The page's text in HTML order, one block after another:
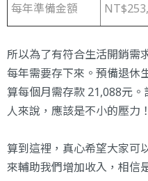
每年準備金額
所以為了有符合生活開銷需
每年需要存下來。預備退休
算每個月需存款 21,088元
人來說，應該是不小的壓力！
算到這裡，真心希望大家可
來輔助我們增加收入，相信